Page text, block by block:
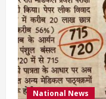
National News